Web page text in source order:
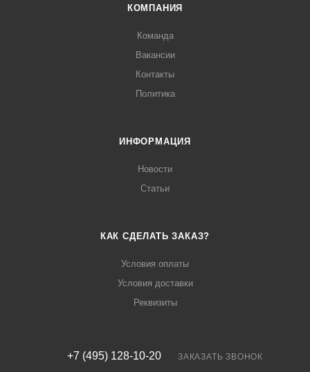
КОМПАНИЯ
Команда
Вакансии
Контакты
Политика
ИНФОРМАЦИЯ
Новости
Статьи
КАК СДЕЛАТЬ ЗАКАЗ?
Условия оплаты
Условия доставки
Реквизиты
+7 (495) 128-10-20 ЗАКАЗАТЬ ЗВОНОК